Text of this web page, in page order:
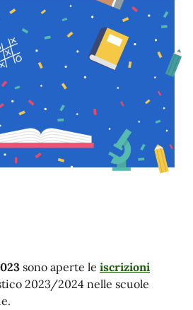
sono aperte le iscrizioni
2023/2024 nelle scuole